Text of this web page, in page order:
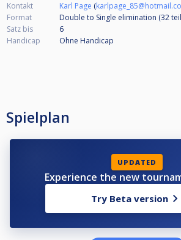
Kontakt
Karl Page (
Format
Double to Single elimination (32
Satz bis
6
Handicap
Ohne Handicap
Spielplan
UPDATED
Experience the new
Try Beta version